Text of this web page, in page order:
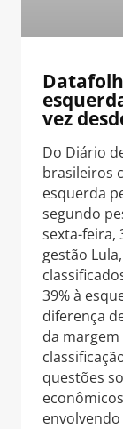
vez
Do Diário
brasileiros
esquerda
segundo
sexta-feira,
gestão
39% à
diferença
da
questões